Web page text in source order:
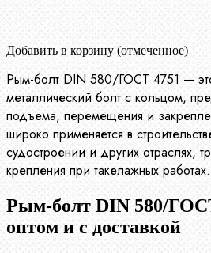
Добавить в корзину (отмеченное)
Рым-болт DIN 580/ГОСТ 4751 —
металлический болт с кольцом,
подъема, перемещения и
широко применяется в
судостроении и других отраслях,
крепления при такелажных работах.
Рым-болт DIN 580/
оптом и с доставкой